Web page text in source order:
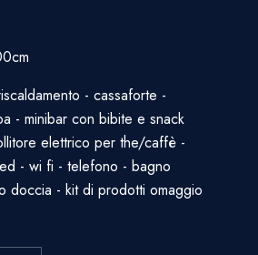
- cassaforte -
- minibar con bibite e snack
elettrico per the/caffè -
- wi fi - telefono - bagno
doccia - kit di prodotti omaggio